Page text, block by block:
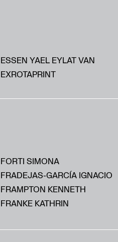
ESSEN YAEL EYLAT VAN
EXROTAPRINT
FORTI SIMONA
FRADEJAS-GARCÍA IGNACIO
FRAMPTON KENNETH
FRANKE KATHRIN